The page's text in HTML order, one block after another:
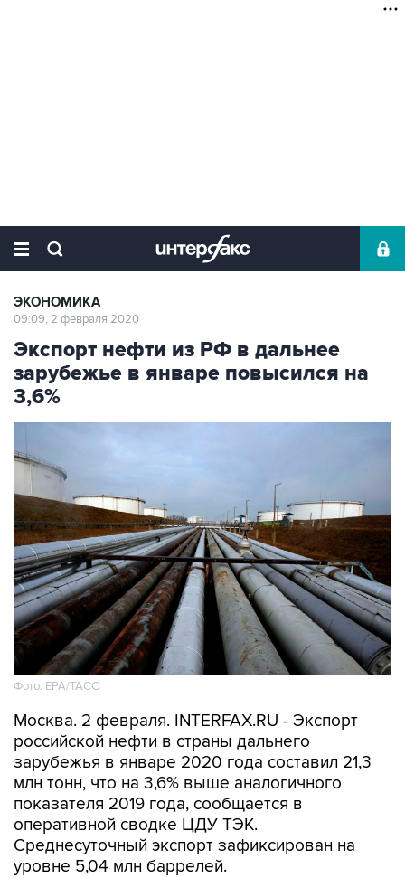
ЭКОНОМИКА
09:09, 2 февраля 2020
Экспорт нефти из РФ в дальнее
зарубежье в январе повысился на
3,6%
Фото: EPA/ТАСС
Москва. 2 февраля. INTERFAX.RU - Экспорт
российской нефти в страны дальнего
зарубежья в январе 2020 года составил 21,3
млн тонн, что на 3,6% выше аналогичного
показателя 2019 года, сообщается в
оперативной сводке ЦДУ ТЭК.
Среднесуточный экспорт зафиксирован на
уровне 5,04 млн баррелей.